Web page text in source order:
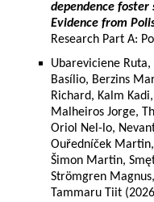
dependence
Evidence from
Research Part A:
Ubareviciene
Basílio, Berzins
Richard, Kalm
Malheiros Jorge,
Oriol Nel-lo,
Ouředníček
Šimon Martin,
Strömgren
Tammaru Tiit